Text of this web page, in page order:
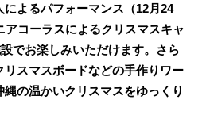
よるパフォーマンス（12月24
アコーラスによるクリスマスキャ
でお楽しみいただけます。さら
スマスボードなどの手作りワー
の温かいクリスマスをゆっくり